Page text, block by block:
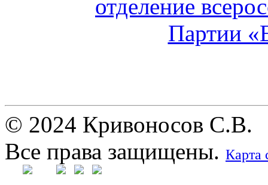
© 2024 Кривоносов С.В.
Все права защищены. Карта